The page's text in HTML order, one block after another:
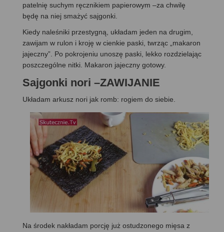
patelnię suchym ręcznikiem papierowym –za chwilę
będę na niej smażyć sajgonki.
Kiedy naleśniki przestygną, układam jeden na drugim,
zawijam w rulon i kroję w cienkie paski, twrząc „makaron
jajeczny”. Po pokrojeniu unoszę paski, lekko rozdzielając
poszczególne nitki. Makaron jajeczny gotowy.
Sajgonki nori –ZAWIJANIE
Układam arkusz nori jak romb: rogiem do siebie.
Na środek nakładam porcję już ostudzonego mięsa z